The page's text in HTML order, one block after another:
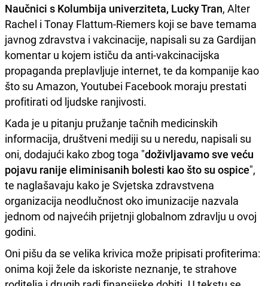
Naučnici s Kolumbija univerziteta, Lucky Tran, Alter
Rachel i Tonay Flattum-Riemers koji se bave temama
javnog zdravstva i vakcinacije, napisali su za Gardijan
komentar u kojem ističu da anti-vakcinacijska
propaganda preplavljuje internet, te da kompanije kao
što su Amazon, Youtubei Facebook moraju prestati
profitirati od ljudske ranjivosti.
Kada je u pitanju pružanje tačnih medicinskih
informacija, društveni mediji su u neredu, napisali su
oni, dodajući kako zbog toga "doživljavamo sve veću
pojavu ranije eliminisanih bolesti kao što su ospice",
te naglašavaju kako je Svjetska zdravstvena
organizacija neodlučnost oko imunizacije nazvala
jednom od najvećih prijetnji globalnom zdravlju u ovoj
godini.
Oni pišu da se velika krivica može pripisati profiterima:
onima koji žele da iskoriste neznanje, te strahove